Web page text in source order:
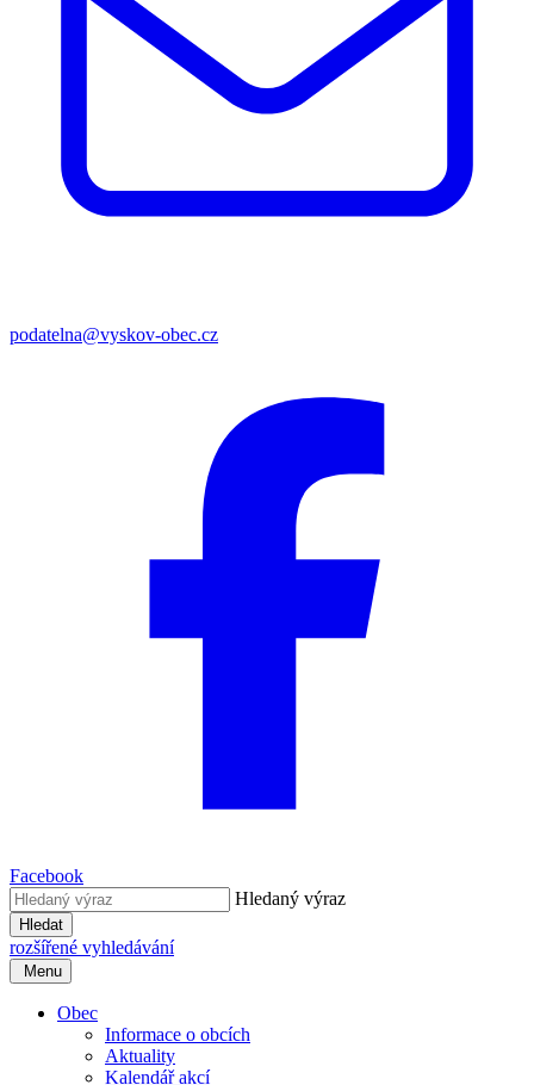
podatelna@vyskov-obec.cz
Facebook
Hledaný výraz
Hledat
rozšířené vyhledávání
Menu
Obec
Informace o obcích
Aktuality
Kalendář akcí